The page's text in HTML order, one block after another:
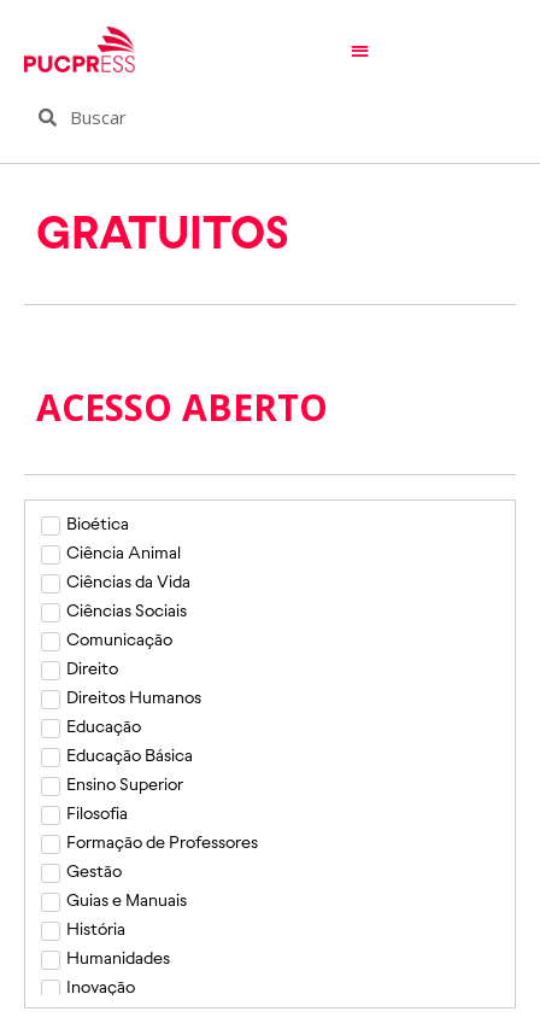
GRATUITOS
ACESSO ABERTO
Bioética
Ciência Animal
Ciências da Vida
Ciências Sociais
Comunicação
Direito
Direitos Humanos
Educação
Educação Básica
Ensino Superior
Filosofia
Formação de Professores
Gestão
Guias e Manuais
História
Humanidades
Inovação